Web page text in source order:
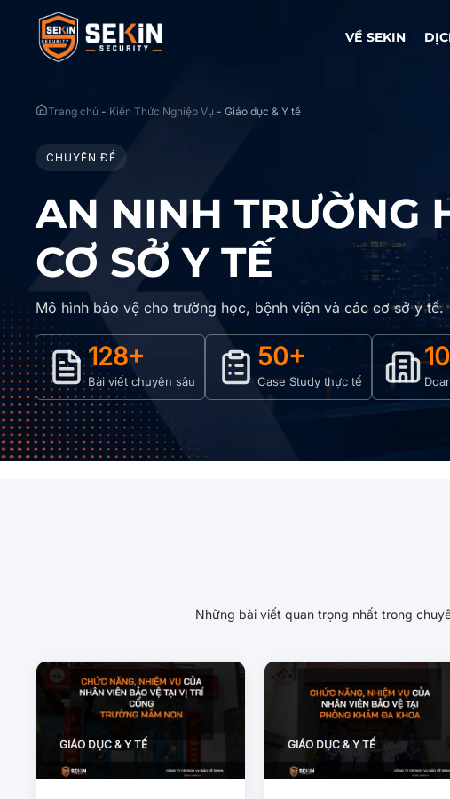
VỀ SEKIN
Trang chủ - Kiến Thức Nghiệp Vụ - Giáo dục & Y tế
CHUYÊN ĐỀ
AN NINH TRƯỜNG
CƠ SỞ Y TẾ
Mô hình bảo vệ cho trường học, bệnh viện và các cơ sở y tế.
128+
Bài viết chuyên sâu
50+
Case Study thực tế
Những bài viết quan trọng nhất trong
GIÁO DỤC & Y TẾ GIÁO DỤC & Y TẾ